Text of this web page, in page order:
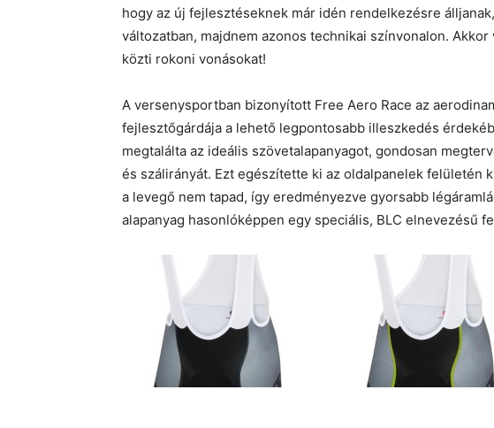
hogy az új fejlesztéseknek már idén rendelkezésre
változatban, majdnem azonos technikai színvonalon.
közti rokoni vonásokat!
A versenysportban bizonyított Free Aero Race az
fejlesztőgárdája a lehető legpontosabb illeszkedés
megtalálta az ideális szövetalapanyagot, gondosan
és szálirányát. Ezt egészítette ki az oldalpanelek felületén
a levegő nem tapad, így eredményezve gyorsabb
alapanyag hasonlóképpen egy speciális, BLC elnevezésű